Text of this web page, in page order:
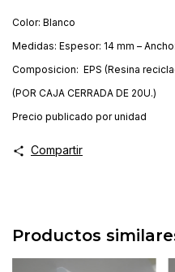
Color: Blanco
Medidas: Espesor: 14 mm –
Composicion: EPS (Resina
(POR CAJA CERRADA DE 20U.)
Precio publicado por unidad
Compartir
Productos